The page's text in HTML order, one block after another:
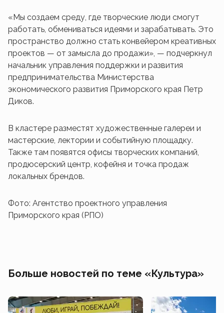
«Мы создаем среду, где творческие люди смогут
работать, обмениваться идеями и зарабатывать. Это
пространство должно стать конвейером креативных
проектов — от замысла до продажи», — подчеркнул
начальник управления поддержки и развития
предпринимательства Министерства
экономического развития Приморского края Петр
Диков.
В кластере разместят художественные галереи и
мастерские, лектории и событийную площадку.
Также там появятся офисы творческих компаний,
продюсерский центр, кофейня и точка продаж
локальных брендов.
Фото: Агентство проектного управления
Приморского края (РПО)
Больше новостей по теме «Культура»